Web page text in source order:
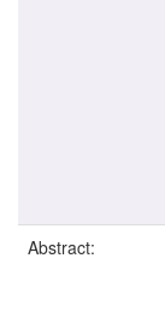
Abstract: